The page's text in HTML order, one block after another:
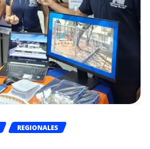
REGIONALES